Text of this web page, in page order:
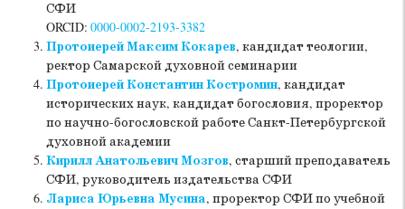
СФИ
ORCID: 0000-0002-2193-3382
Протоиерей Максим Кокарев, кандидат теологии,
ректор Самарской духовной семинарии
Протоиерей Константин Костромин, кандидат
исторических наук, кандидат богословия, проректор
по научно-богословской работе Санкт-Петербургской
духовной академии
Кирилл Анатольевич Мозгов, старший преподаватель
СФИ, руководитель издательства СФИ
Лариса Юрьевна Мусина, проректор СФИ по учебной